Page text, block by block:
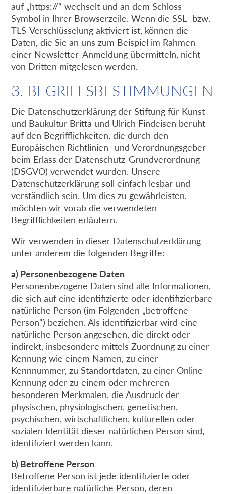
auf „https://“ wechselt und an dem Schloss-
Symbol in Ihrer Browserzeile. Wenn die SSL- bzw.
TLS-Verschlüsselung aktiviert ist, können die
Daten, die Sie an uns zum Beispiel im Rahmen
einer Newsletter-Anmeldung übermitteln, nicht
von Dritten mitgelesen werden.
3. BEGRIFFSBESTIMMUNGEN
Die Datenschutzerklärung der Stiftung für Kunst
und Baukultur Britta und Ulrich Findeisen beruht
auf den Begrifflichkeiten, die durch den
Europäischen Richtlinien- und Verordnungsgeber
beim Erlass der Datenschutz-Grundverordnung
(DSGVO) verwendet wurden. Unsere
Datenschutzerklärung soll einfach lesbar und
verständlich sein. Um dies zu gewährleisten,
möchten wir vorab die verwendeten
Begrifflichkeiten erläutern.
Wir verwenden in dieser Datenschutzerklärung
unter anderem die folgenden Begriffe:
a) Personenbezogene Daten
Personenbezogene Daten sind alle Informationen,
die sich auf eine identifizierte oder identifizierbare
natürliche Person (im Folgenden „betroffene
Person“) beziehen. Als identifizierbar wird eine
natürliche Person angesehen, die direkt oder
indirekt, insbesondere mittels Zuordnung zu einer
Kennung wie einem Namen, zu einer
Kennnummer, zu Standortdaten, zu einer Online-
Kennung oder zu einem oder mehreren
besonderen Merkmalen, die Ausdruck der
physischen, physiologischen, genetischen,
psychischen, wirtschaftlichen, kulturellen oder
sozialen Identität dieser natürlichen Person sind,
identifiziert werden kann.
b) Betroffene Person
Betroffene Person ist jede identifizierte oder
identifizierbare natürliche Person, deren